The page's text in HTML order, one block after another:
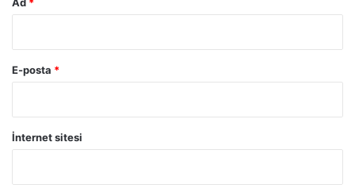
Ad *
E-posta *
İnternet sitesi